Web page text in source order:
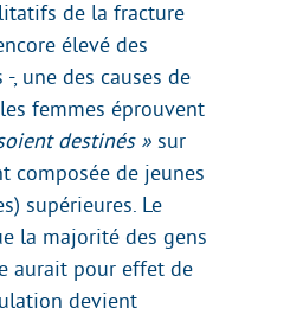
de la fracture
élevé des
une des causes de
femmes éprouvent
destinés » sur
composée de jeunes
supérieures. Le
la majorité des gens
aurait pour effet de
devient